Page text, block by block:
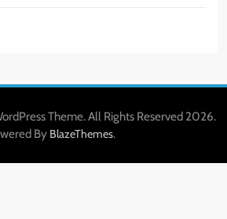
Theme. All Rights Reserved 2026.
By BlazeThemes.